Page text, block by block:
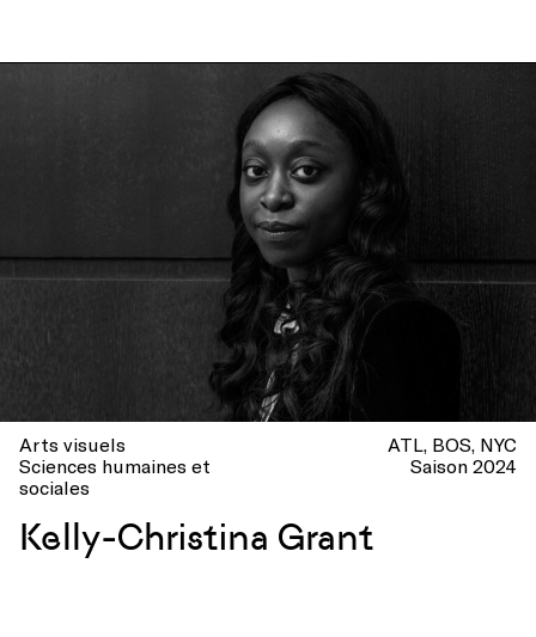
Arts visuels
Sciences humaines et
sociales
ATL BOS NYC
Saison 2024
Kelly-Christina Grant